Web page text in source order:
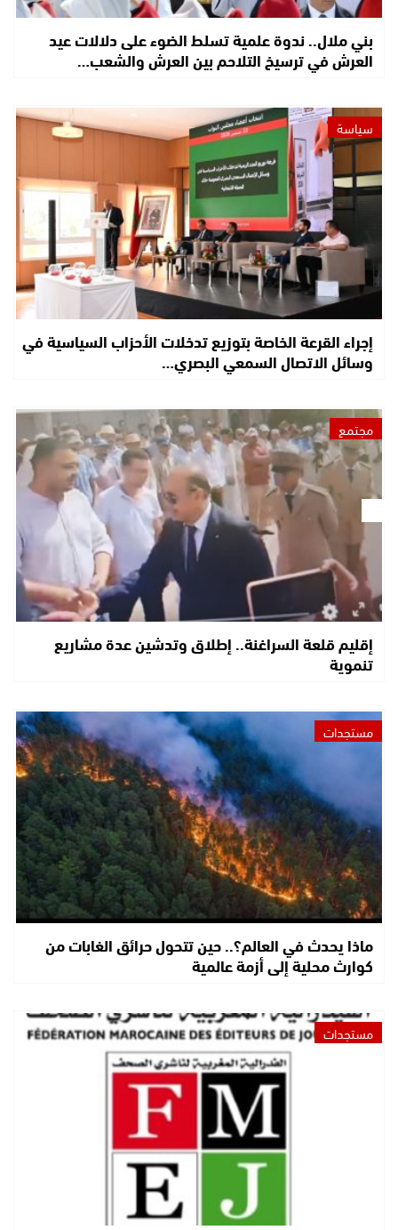
بني ملال.. ندوة علمية تسلط الضوء على دلالات عيد
العرش في ترسيخ التلاحم بين العرش والشعب…
سياسة
إجراء القرعة الخاصة بتوزيع تدخلات الأحزاب السياسية في
وسائل الاتصال السمعي البصري…
مجتمع
إقليم قلعة السراغنة.. إطلاق وتدشين عدة مشاريع
تنموية
مستجدات
ماذا يحدث في العالم؟.. حين تتحول حرائق الغابات من
كوارث محلية إلى أزمة عالمية
مستجدات